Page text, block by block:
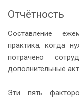
Отчётность
Составление
практика, когда
потрачено
дополнительные
Эти пять